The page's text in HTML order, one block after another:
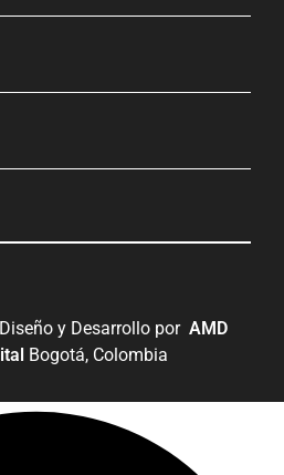
y Desarrollo por AMD
Bogotá, Colombia